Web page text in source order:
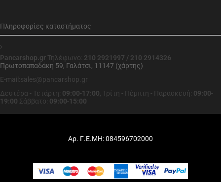
Πληροφορίες καταστήματος
Pancarshop.gr Τηλέφωνο: 210 2921997 / 210 2914326
Πρωτοπαπαδάκη 59, Γαλάτσι, 11147 (χάρτης)
E-mail:sales@pancarshop.gr
Δευτέρα - Τετάρτη: 09:00-17:00, Τρίτη - Πέμπτη - Παρασκευή: 09:00-
19:00 Σάββατο: 09:00-15:00
Αρ. Γ.Ε.ΜΗ: 084596702000